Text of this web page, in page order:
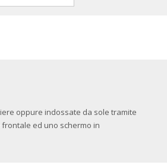
oppure indossate da sole tramite
ed uno schermo in